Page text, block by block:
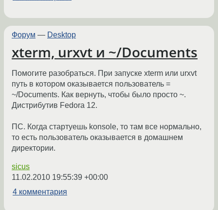
Форум — Desktop
xterm, urxvt и ~/Documents
Помогите разобраться. При запуске xterm или urxvt
путь в котором оказывается пользователь =
~/Documents. Как вернуть, чтобы было просто ~.
Дистрибутив Fedora 12.
ПС. Когда стартуешь konsole, то там все нормально,
то есть пользователь оказывается в домашнем
директории.
sicus
11.02.2010 19:55:39 +00:00
4 комментария